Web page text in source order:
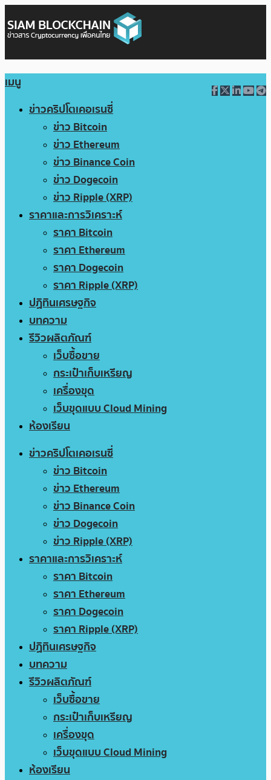
เมนู
ข่าวคริปโตเคอเรนซี่
ข่าว Bitcoin
ข่าว Ethereum
ข่าว Binance Coin
ข่าว Dogecoin
ข่าว Ripple (XRP)
ราคาและการวิเคราะห์
ราคา Bitcoin
ราคา Ethereum
ราคา Dogecoin
ราคา Ripple (XRP)
ปฏิทินเศรษฐกิจ
บทความ
รีวิวผลิตภัณฑ์
เว็บซื้อขาย
กระเป๋าเก็บเหรียญ
เครื่องขุด
เว็บขุดแบบ Cloud Mining
ห้องเรียน
ข่าวคริปโตเคอเรนซี่
ข่าว Bitcoin
ข่าว Ethereum
ข่าว Binance Coin
ข่าว Dogecoin
ข่าว Ripple (XRP)
ราคาและการวิเคราะห์
ราคา Bitcoin
ราคา Ethereum
ราคา Dogecoin
ราคา Ripple (XRP)
ปฏิทินเศรษฐกิจ
บทความ
รีวิวผลิตภัณฑ์
เว็บซื้อขาย
กระเป๋าเก็บเหรียญ
เครื่องขุด
เว็บขุดแบบ Cloud Mining
ห้องเรียน